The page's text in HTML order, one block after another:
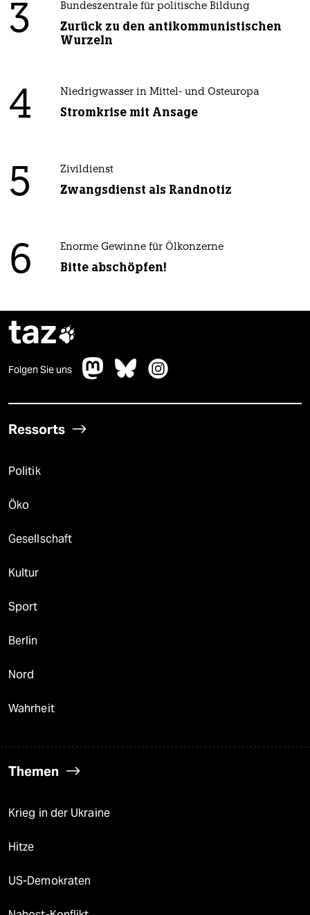
3 Bundeszentrale für politische Bildung
Zurück zu den antikommunistischen
Wurzeln
4 Niedrigwasser in Mittel- und Osteuropa
Stromkrise mit Ansage
5 Zivildienst
Zwangsdienst als Randnotiz
6 Enorme Gewinne für Ölkonzerne
Bitte abschöpfen!
taz
Folgen Sie uns
Ressorts
Politik
Öko
Gesellschaft
Kultur
Sport
Berlin
Nord
Wahrheit
Themen
Krieg in der Ukraine
Hitze
US-Demokraten